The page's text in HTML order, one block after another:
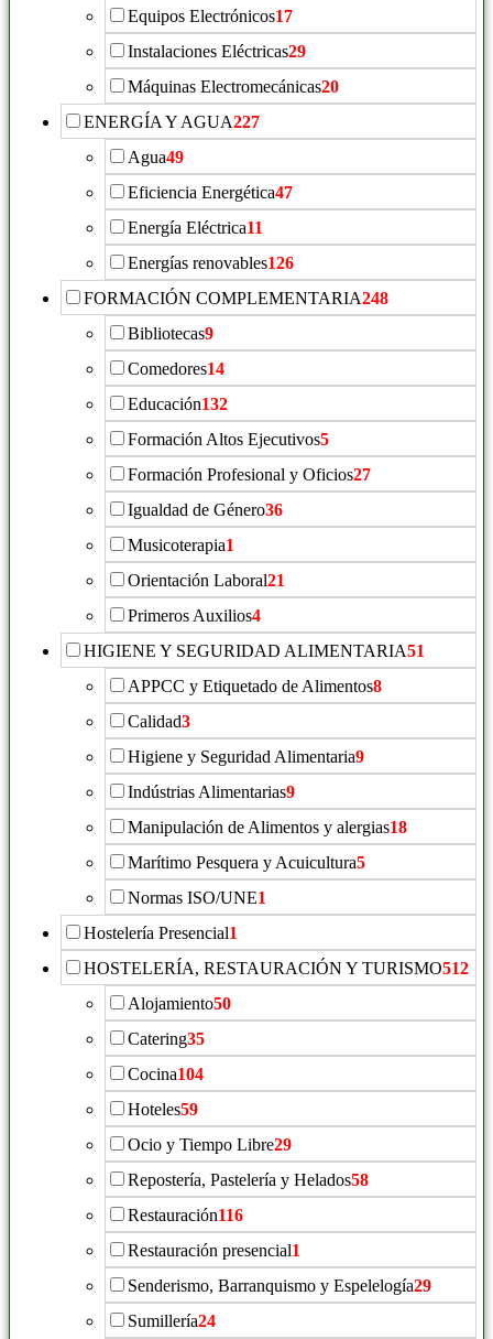
Equipos Electrónicos17
Instalaciones Eléctricas29
Máquinas Electromecánicas20
ENERGÍA Y AGUA227
Agua49
Eficiencia Energética47
Energía Eléctrica11
Energías renovables126
FORMACIÓN COMPLEMENTARIA248
Bibliotecas9
Comedores14
Educación132
Formación Altos Ejecutivos5
Formación Profesional y Oficios27
Igualdad de Género36
Musicoterapia1
Orientación Laboral21
Primeros Auxilios4
HIGIENE Y SEGURIDAD ALIMENTARIA51
APPCC y Etiquetado de Alimentos8
Calidad3
Higiene y Seguridad Alimentaria9
Indústrias Alimentarias9
Manipulación de Alimentos y alergias18
Marítimo Pesquera y Acuicultura5
Normas ISO/UNE1
Hostelería Presencial1
HOSTELERÍA, RESTAURACIÓN Y TURISMO512
Alojamiento50
Catering35
Cocina104
Hoteles59
Ocio y Tiempo Libre29
Repostería, Pastelería y Helados58
Restauración116
Restauración presencial1
Senderismo, Barranquismo y Espelelogía29
Sumillería24